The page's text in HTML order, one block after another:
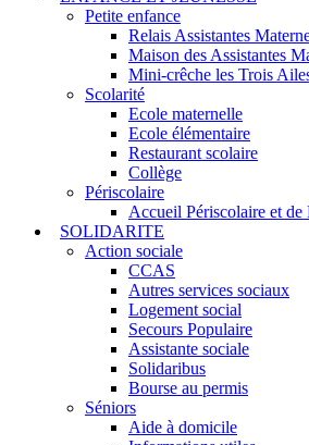
Petite enfance
Relais Assistantes
Maison des Assistantes
Mini-crêche les Trois
Scolarité
Ecole maternelle
Ecole élémentaire
Restaurant scolaire
Collège
Périscolaire
Accueil Périscolaire et de
SOLIDARITE
Action sociale
CCAS
Autres services sociaux
Logement social
Secours Populaire
Assistante sociale
Solidaribus
Bourse au permis
Séniors
Aide à domicile